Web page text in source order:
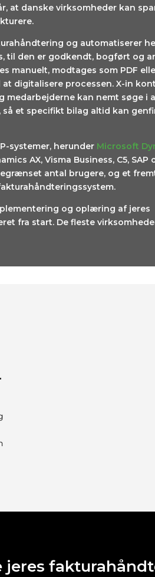
at danske virksomheder kan
og automatiserer
til den er godkendt, bogført og
manuelt, modtages som PDF
digitalisere processen. X-in
medarbejderne kan nemt søge i
et specifikt bilag altid kan
systemer, herunder Microsoft
AX, Visma Business, C5, SAP
antal brugere, og et
og oplæring af jeres
fra start. De fleste
jeres